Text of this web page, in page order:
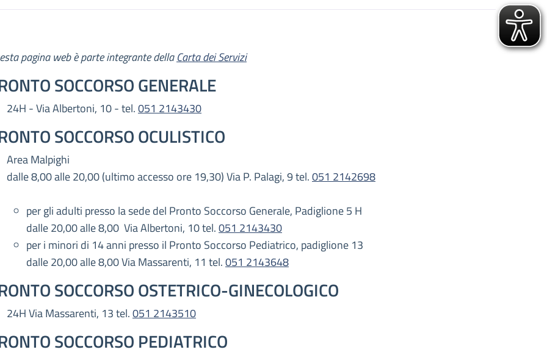
pagina web è parte integrante dellaCarta dei Servizi
SOCCORSO GENERALE
24H - Via Albertoni, 10 - tel.051 2143430
SOCCORSO OCULISTICO
Area Malpighi
dalle 8,00 alle 20,00 (ultimo accesso ore 19,30) Via P. Palagi, 9 tel.051 2142698
per gli adulti presso la sede del Pronto Soccorso Generale, Padiglione 5 H
dalle 20,00 alle 8,00 Via Albertoni, 10 tel.051 2143430
per i minori di 14 anni presso il Pronto Soccorso Pediatrico, padiglione 13
dalle 20,00 alle 8,00 Via Massarenti, 11 tel.051 2143648
SOCCORSO OSTETRICO-GINECOLOGICO
24H Via Massarenti, 13 tel.051 2143510
SOCCORSO PEDIATRICO